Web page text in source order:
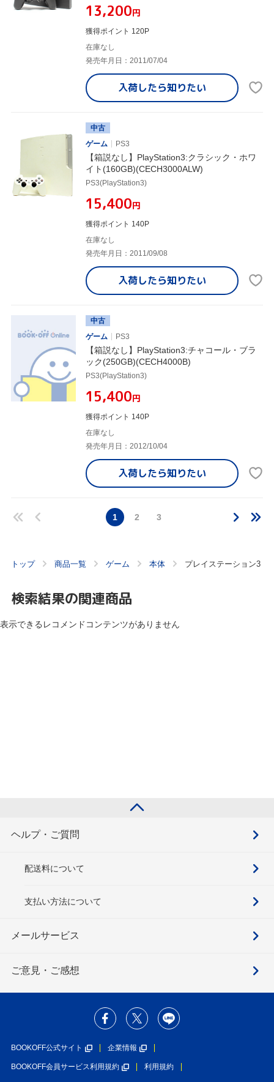
¥13,200円
獲得ポイント 120P
在庫なし
発売年月日：2011/07/04
入荷したら知りたい
中古
ゲーム
PS3
【箱説なし】PlayStation3:クラシック・ホワ
イト(160GB)(CECH3000ALW)
PS3(PlayStation3)
¥15,400円
獲得ポイント 140P
在庫なし
発売年月日：2011/09/08
入荷したら知りたい
中古
ゲーム
PS3
【箱説なし】PlayStation3:チャコール・ブラ
ック(250GB)(CECH4000B)
PS3(PlayStation3)
¥15,400円
獲得ポイント 140P
在庫なし
発売年月日：2012/10/04
入荷したら知りたい
1 2 3
トップ 商品一覧 ゲーム 本体 プレイステーション3
検索結果の関連商品
表示できるレコメンドコンテンツがありません
ヘルプ・ご質問
配送料について
支払い方法について
メールサービス
ご意見・ご感想
BOOKOFF公式サイト 企業情報
BOOKOFF会員サービス利用規約 利用規約